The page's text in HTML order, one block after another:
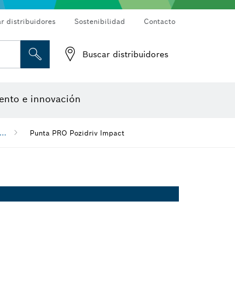
distribuidores Sostenibilidad Contacto
Buscar distribuidores
e innovación
... Punta PRO Pozidriv Impact